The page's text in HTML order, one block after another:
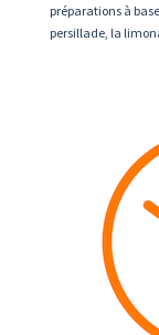
préparations à
persillade, la